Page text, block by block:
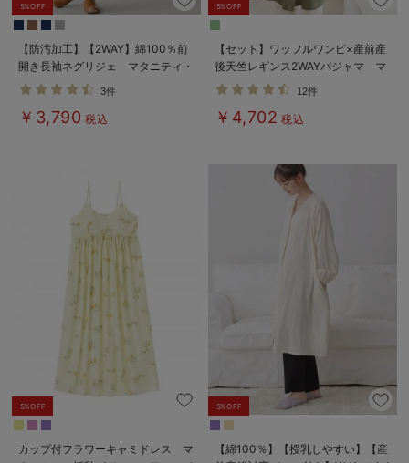
5%OFF
【防汚加工】【2WAY】綿100％前
開き長袖ネグリジェ マタニティ・
授乳パジャマ【産後も長く着れる】
3件
￥3,790 税込
5%OFF
【セット】ワッフルワンピ×産前産
後天竺レギンス2WAYパジャマ マ
タニティ・授乳服
12件
￥4,702 税込
5%OFF
カップ付フラワーキャミドレス マ
5%OFF
【綿100％】【授乳しやすい】【産